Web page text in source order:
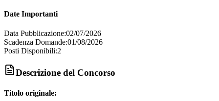
Date Importanti
Data Pubblicazione:02/07/2026
Scadenza Domande:01/08/2026
Posti Disponibili:2
Descrizione del Concorso
Titolo originale: